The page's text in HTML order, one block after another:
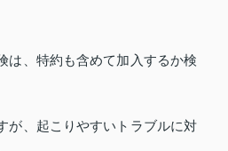
は、特約も含めて加入するか検
が、起こりやすいトラブルに対